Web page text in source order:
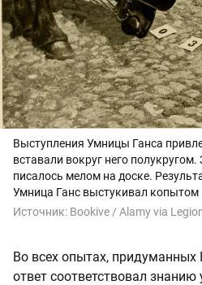
Выступления Умницы Ганса
вставали вокруг него
писалось мелом на доске.
Умница Ганс выстукивал копытом
Источник: Bookive / Alamy via
Во всех опытах,
ответ соответствовал знанию